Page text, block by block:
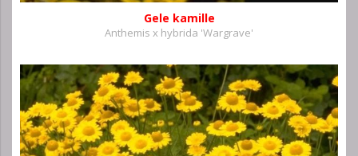
Gele kamille
Anthemis x hybrida 'Wargrave'